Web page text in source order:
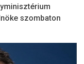
szombaton